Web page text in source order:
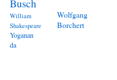
Busch
William
Shakespeare
Wolfgang
Borchert
Yoganan
da